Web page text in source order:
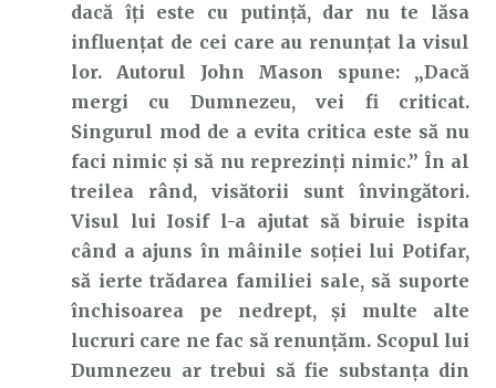
dacă îți este cu putință, dar nu te lăsa
influențat de cei care au renunțat la visul
lor. Autorul John Mason spune: „Dacă
mergi cu Dumnezeu, vei fi criticat.
Singurul mod de a evita critica este să nu
faci nimic și să nu reprezinți nimic.” În al
treilea rând, visătorii sunt învingători.
Visul lui Iosif l-a ajutat să biruie ispita
când a ajuns în mâinile soției lui Potifar,
să ierte trădarea familiei sale, să suporte
închisoarea pe nedrept, și multe alte
lucruri care ne fac să renunțăm. Scopul lui
Dumnezeu ar trebui să fie substanța din